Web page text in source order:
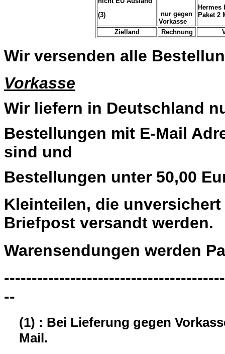
Zielland Rechnung
(3)
nur gegen
Vorkasse
Hermes
Paket 2
Wir versenden alle
Vorkasse
Wir liefern in Deutschland
Bestellungen mit E-Mail
sind und
Bestellungen unter 50,00
Kleinteilen, die
Briefpost versandt werden.
Warensendungen werden
--
(1) : Bei Lieferung gegen
Mail.